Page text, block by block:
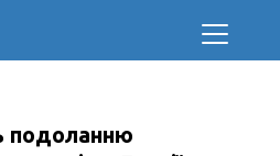
подоланню